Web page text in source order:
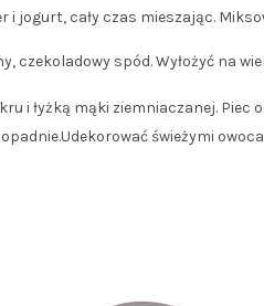
jogurt, cały czas mieszając.
czekoladowy spód. Wyłożyć na
i łyżką mąki ziemniaczanej.
świeżymi